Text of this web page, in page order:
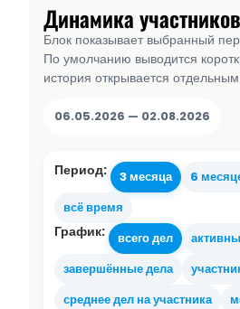
Динамика
Блок показывает выбранный
По умолчанию выводится
история открывается
06.05.2026 — 02.08.2026
Период: 3 месяца 6
всё время
График: всего дел
завершённые дела
среднее дел на участника